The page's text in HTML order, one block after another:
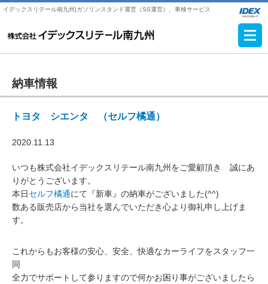
イデックスリテール南九州|ガソリンスタンド運営（SS運営）、車検サービス
納車情報
トヨタ シエンタ （セルフ橘通）
2020.11.13
いつも株式会社イデックスリテール南九州をご愛顧頂き 誠にあ
りがとうございます。
本日セルフ橘通にて『新車』の納車がございました(^^)
数ある販売店から当社を選んでいただき心より御礼申し上げま
す。
これからもお客様の安心、安全、快適なカーライフをスタッフ一
同
全力でサポートして参りますので何かお困り事がございましたら